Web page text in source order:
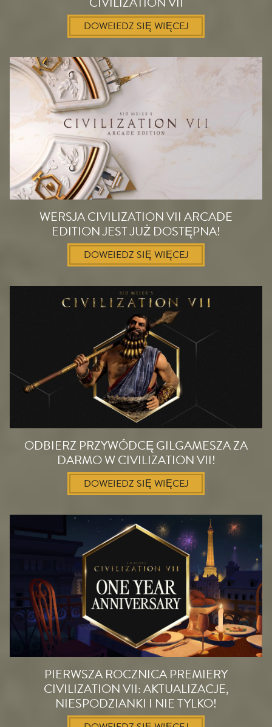
DOWEIEDZ SIĘ WIĘCEJ
WERSJA CIVILIZATION VII ARCADE
EDITION JEST JUŻ DOSTĘPNA!
DOWEIEDZ SIĘ WIĘCEJ
ODBIERZ PRZYWÓDCĘ GILGAMESZA ZA
DARMO W CIVILIZATION VII!
DOWEIEDZ SIĘ WIĘCEJ
PIERWSZA ROCZNICA PREMIERY
CIVILIZATION VII: AKTUALIZACJE,
NIESPODZIANKI I NIE TYLKO!